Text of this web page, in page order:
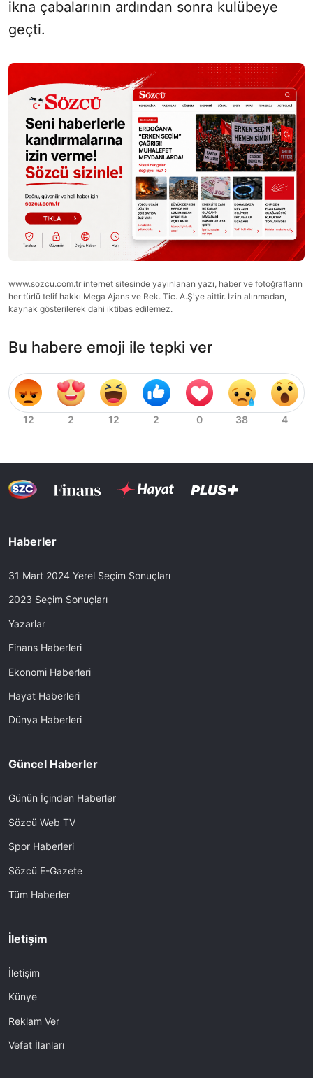
ikna çabalarının ardından sonra kulübeye
geçti.
www.sozcu.com.tr internet sitesinde yayınlanan yazı, haber ve fotoğrafların
her türlü telif hakkı Mega Ajans ve Rek. Tic. A.Ş'ye aittir. İzin alınmadan,
kaynak gösterilerek dahi iktibas edilemez.
Bu habere emoji ile tepki ver
Haberler
31 Mart 2024 Yerel Seçim Sonuçları
2023 Seçim Sonuçları
Yazarlar
Finans Haberleri
Ekonomi Haberleri
Hayat Haberleri
Dünya Haberleri
Güncel Haberler
Günün İçinden Haberler
Sözcü Web TV
Spor Haberleri
Sözcü E-Gazete
Tüm Haberler
İletişim
İletişim
Künye
Reklam Ver
Vefat İlanları